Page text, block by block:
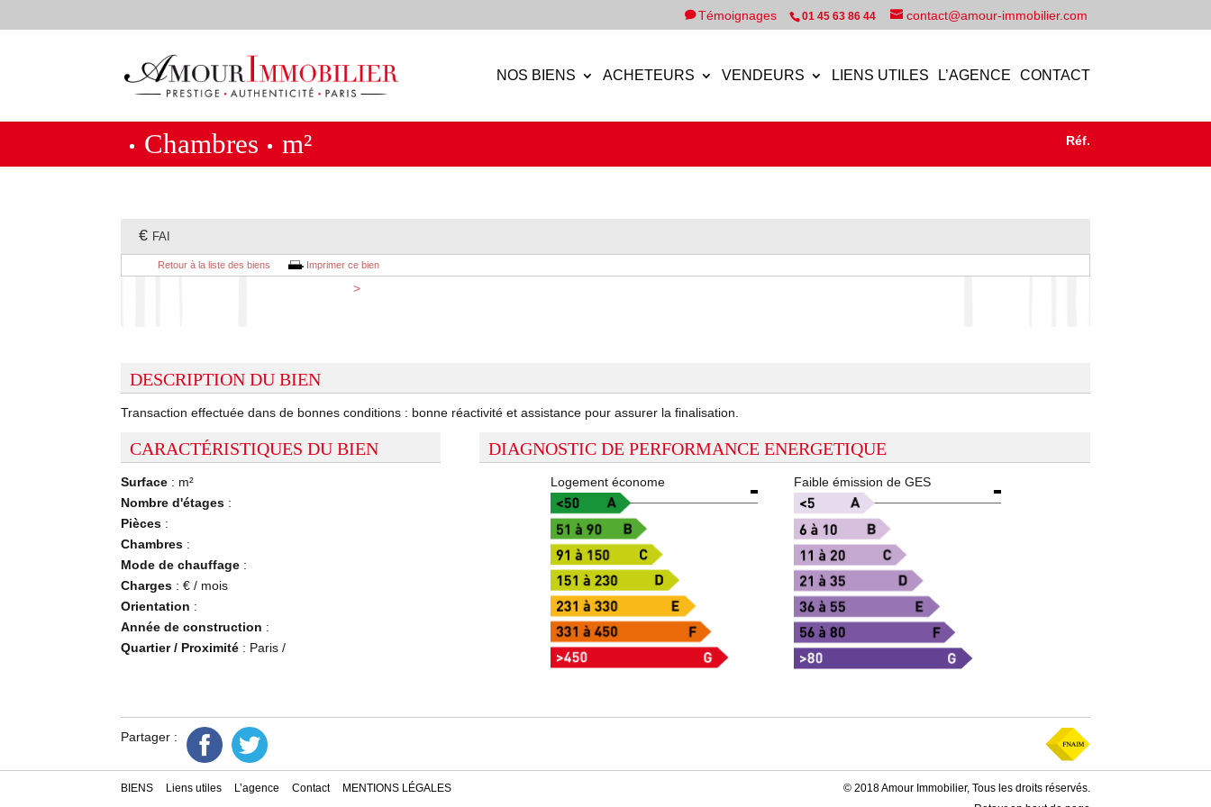
Témoignages 01 45 63 86 44 contact@amour-immobilier.com
NOS BIENS ACHETEURS VENDEURS LIENS UTILES L’AGENCE CONTACT
Chambres m² Réf.
€ FAI
Retour à la liste des biens Imprimer ce bien
>
DESCRIPTION DU BIEN
Transaction effectuée dans de bonnes conditions : bonne réactivité et assistance pour assurer la finalisation.
CARACTÉRISTIQUES DU BIEN
Surface : m²
Nombre d'étages :
Pièces :
Chambres :
Mode de chauffage :
Charges : € / mois
Orientation :
Année de construction :
Quartier / Proximité : Paris /
DIAGNOSTIC DE PERFORMANCE ENERGETIQUE
Logement économe Faible émission de GES
Partager :
BIENS Liens utiles L’agence Contact MENTIONS LÉGALES
© 2018 Amour Immobilier, Tous les droits réservés.